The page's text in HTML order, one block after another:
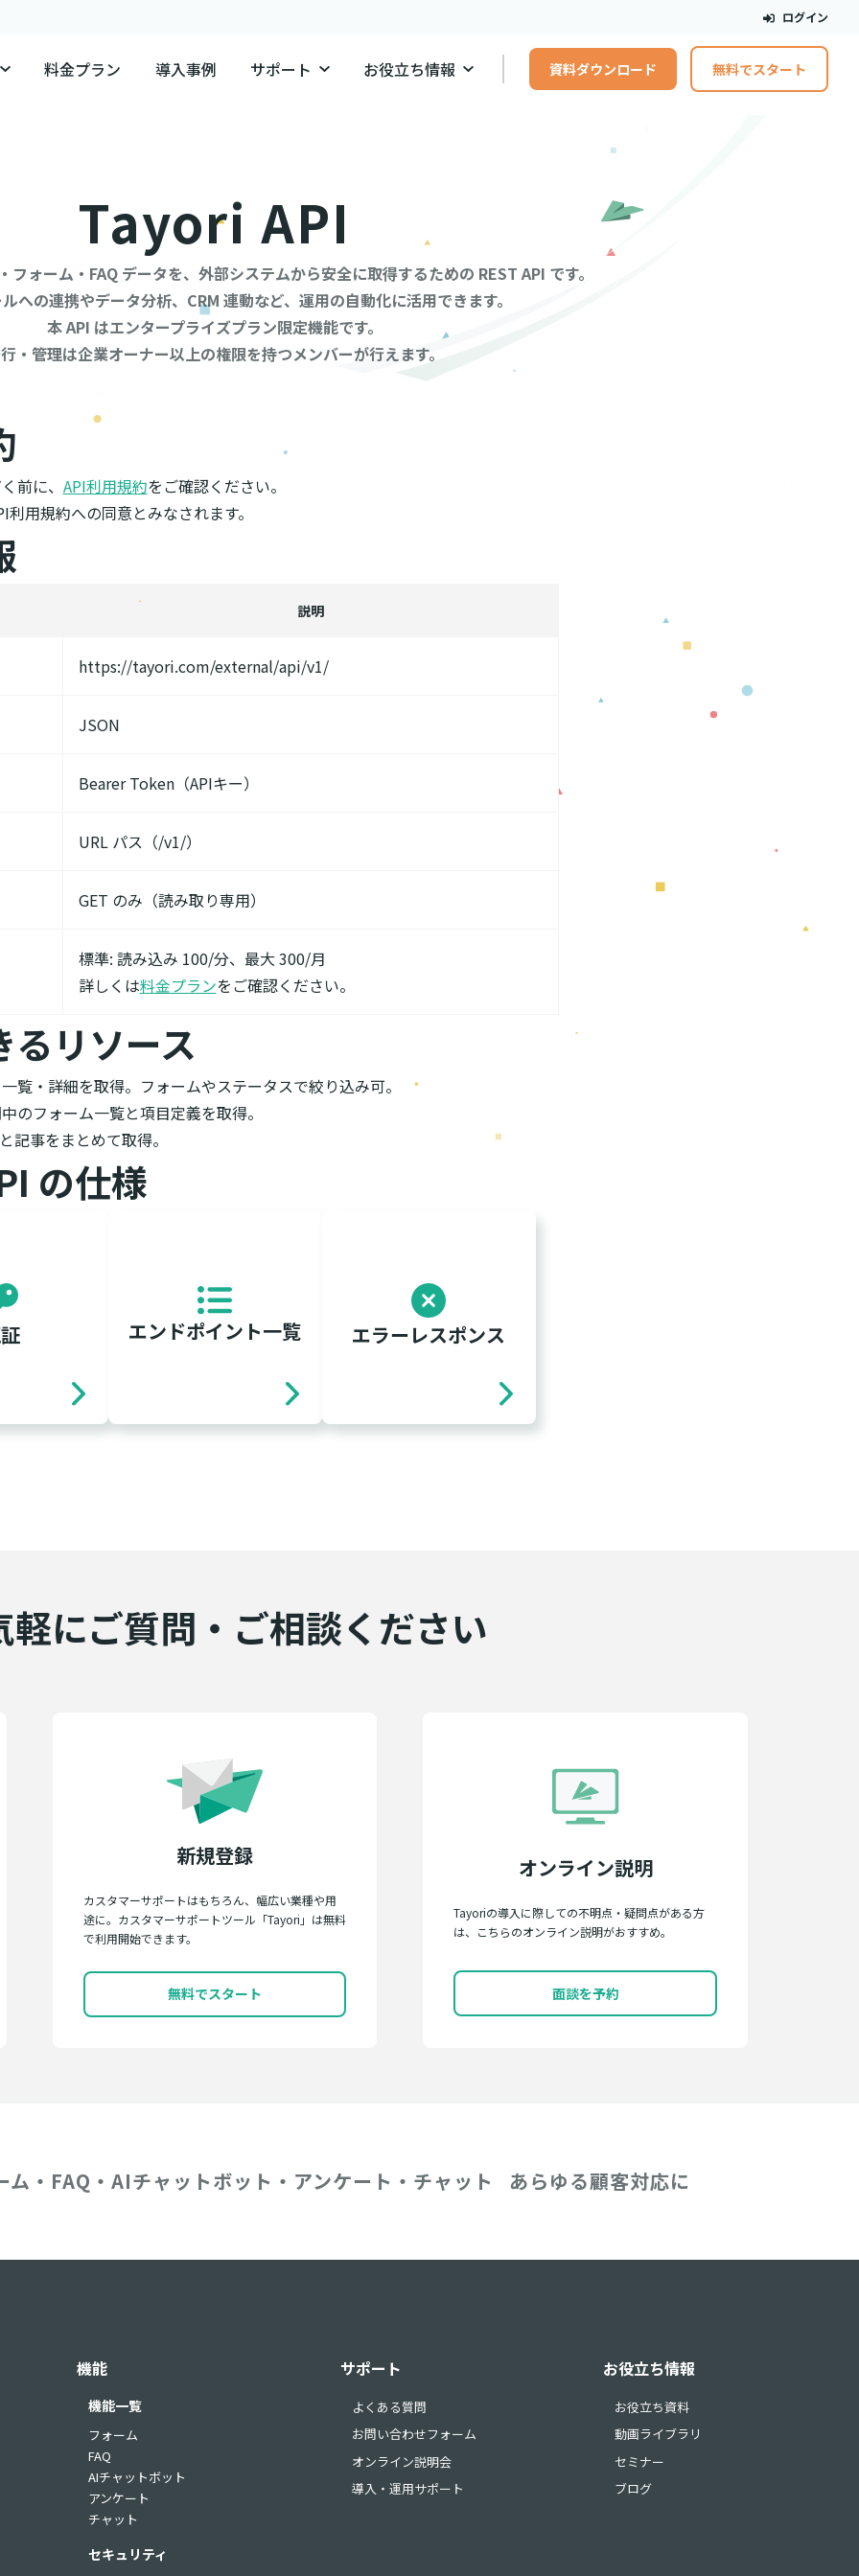
ログイン
料金プラン 導入事例 サポート お役立ち情報 資料ダウンロード 無料でスタート
Tayori API
ォーム・FAQ データを、外部システムから安全に取得するための REST API です。
への連携やデータ分析、CRM 連動など、運用の自動化に活用できます。
本 API はエンタープライズプラン限定機能です。
・管理は企業オーナー以上の権限を持つメンバーが行えます。
前に、 API利用規約をご確認ください。
利用規約への同意とみなされます。
説明
https://tayori.com/external/api/v1/
JSON
Bearer Token（APIキー）
URL パス（/v1/）
GET のみ（読み取り専用）
標準: 読み込み 100/分、最大 300/月
詳しくは料金プランをご確認ください。
るリソース
覧・詳細を取得。フォームやステータスで絞り込み可。
のフォーム一覧と項目定義を取得。
記事をまとめて取得。
の仕様
エンドポイント一覧 エラーレスポンス
軽にご質問・ご相談ください
新規登録
カスタマーサポートはもちろん、幅広い業種や用
途に。カスタマーサポートツール「Tayori」は無料
で利用開始できます。
無料でスタート
オンライン説明
Tayoriの導入に際しての不明点・疑問点がある方
は、こちらのオンライン説明がおすすめ。
面談を予約
ム・FAQ・AIチャットボット・アンケート・チャット あらゆる顧客対応に
機能
機能一覧
フォーム
FAQ
AIチャットボット
アンケート
チャット
セキュリティ
サポート
よくある質問
お問い合わせフォーム
オンライン説明会
導入・運用サポート
お役立ち情報
お役立ち資料
動画ライブラリ
セミナー
ブログ